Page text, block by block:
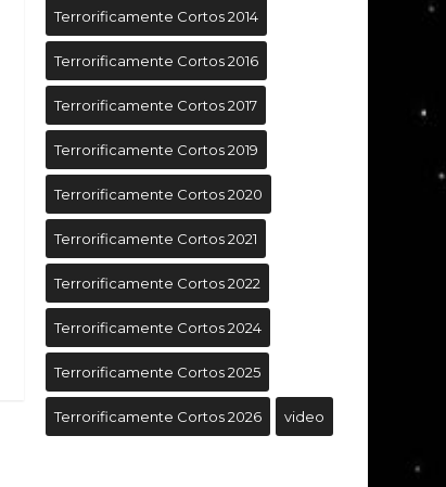
Terrorificamente Cortos 2014
Terrorificamente Cortos 2016
Terrorificamente Cortos 2017
Terrorificamente Cortos 2019
Terrorificamente Cortos 2020
Terrorificamente Cortos 2021
Terrorificamente Cortos 2022
Terrorificamente Cortos 2024
Terrorificamente Cortos 2025
Terrorificamente Cortos 2026 video